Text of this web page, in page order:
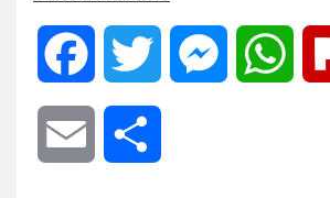
Facebook Twitter Messenger
Email